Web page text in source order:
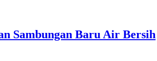
Sambungan Baru Air Bersih